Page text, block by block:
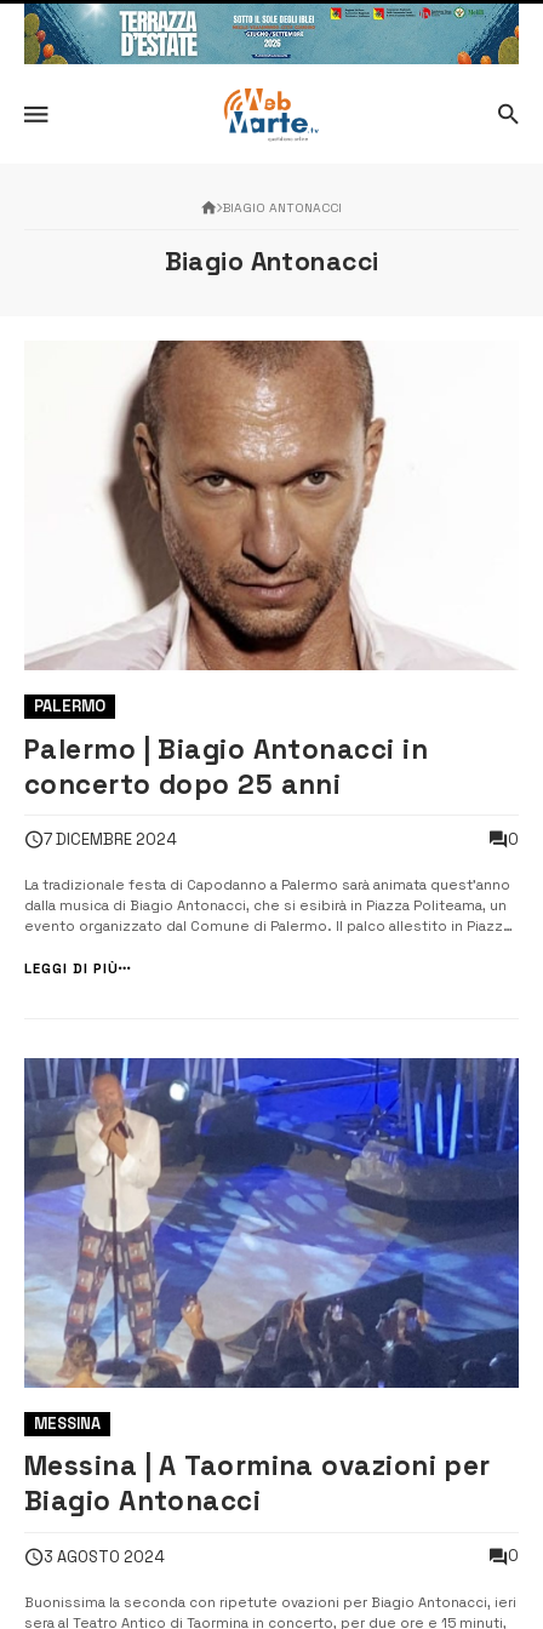
BIAGIO ANTONACCI
Biagio Antonacci
PALERMO
Palermo | Biagio Antonacci in
concerto dopo 25 anni
7 DICEMBRE 2024 0
La tradizionale festa di Capodanno a Palermo sarà animata quest’anno
dalla musica di Biagio Antonacci, che si esibirà in Piazza Politeama, un
evento organizzato dal Comune di Palermo. Il palco allestito in Piazza
Palermo dopo ben 25 anni di assenza. Un’esibizione che promette ...
LEGGI DI PIÙ
MESSINA
Messina | A Taormina ovazioni per
Biagio Antonacci
3 AGOSTO 2024 0
Buonissima la seconda con ripetute ovazioni per Biagio Antonacci, ieri
sera al Teatro Antico di Taormina in concerto, per due ore e 15 minuti,